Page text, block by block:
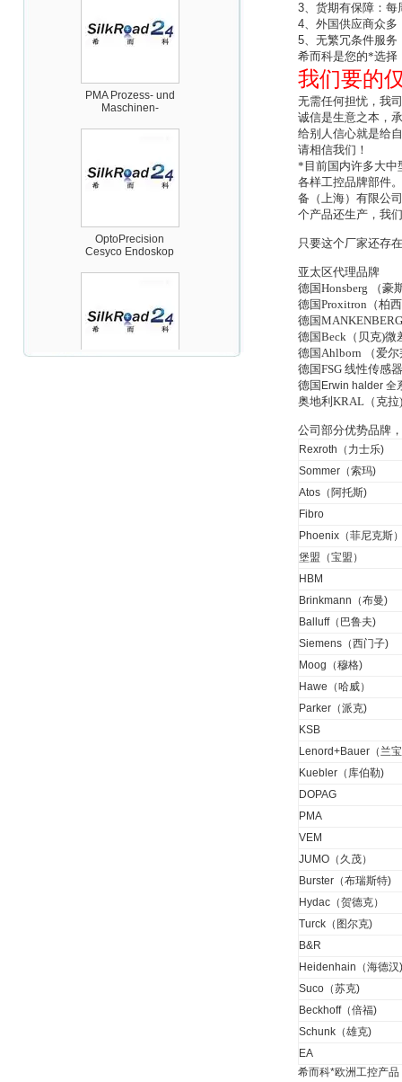
Automation GmbH
HTO 38 内窥镜
Inficon Valve型号
3、货期有保障：
4、外国供应商众
5、无繁冗条件服
希而科是您的*选择
我们要的
无需任何担忧，我
诚信是生意之本，
给别人信心就是给
请相信我们！
*目前国内许多大中
各样工控品牌部件
备（上海）有限公
个产品还生产，我
只要这个厂家还存
亚太区代理品牌
德国Honsberg （豪
德国Proxitron（柏
德国
德国Beck（贝克)微
德国Ahlborn （爱
德国FSG 线性传感
德国 Erwin halder 全
奥地利KRAL（克
公司部分优势品牌
Rexroth（力士乐)
Sommer（索玛)
Atos（阿托斯)
Fibro
Phoenix（菲尼克斯
堡盟（宝盟）
HBM
Brinkmann（布曼)
Balluff（巴鲁夫)
Siemens（西门子)
Moog（穆格)
Hawe（哈威）
Parker（派克)
KSB
Lenord+Bauer（兰
Kuebler（库伯勒)
DOPAG
PMA
VEM
JUMO（久茂）
Burster（布瑞斯特)
Hydac（贺德克）
Turck（图尔克)
B&R
Heidenhain（海德汉)
Suco（苏克)
Beckhoff（倍福)
Schunk（雄克)
EA
希而科*欧洲工控产